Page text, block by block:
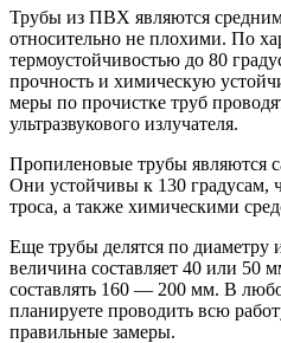
Трубы из ПВХ являются
относительно не плохими. По
термоустойчивостью до 80
прочность и химическую
меры по прочистке труб
ультразвукового излучателя.
Пропиленовые трубы являются
Они устойчивы к 130
троса, а также химическими
Еще трубы делятся по
величина составляет 40 или 50
составлять 160 — 200 мм. В
планируете проводить всю
правильные замеры.